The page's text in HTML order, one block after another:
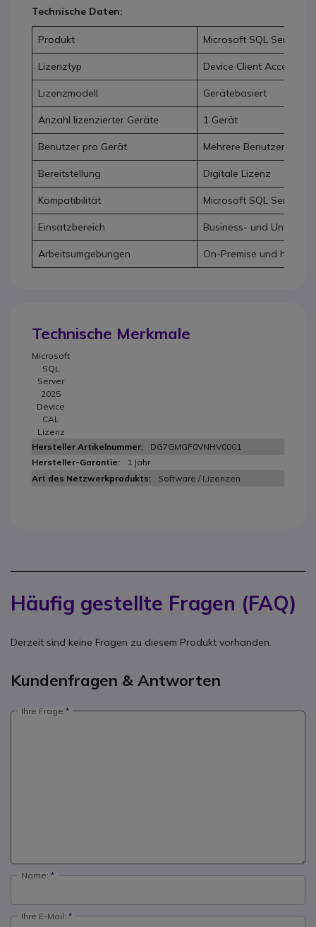
Technische Daten:
Produkt Microsoft SQL Server
Lizenztyp Device Client Access
Lizenzmodell Gerätebasiert
Anzahl lizenzierter Geräte 1 Gerät
Benutzer pro Gerät Mehrere Benutzer
Bereitstellung Digitale Lizenz
Kompatibilität Microsoft SQL Server
Einsatzbereich Business- und
Arbeitsumgebungen On-Premise und
Technische Merkmale
Microsoft
SQL
Server
2025
Device
CAL
Lizenz
DG7GMGF0VNHV0001
1 Jahr
Software / Lizenzen
Häufig gestellte Fragen (FAQ)
Derzeit sind keine Fragen zu diesem Produkt vorhanden.
Kundenfragen & Antworten
Ihre Frage
Name:
Ihre E-Mail: